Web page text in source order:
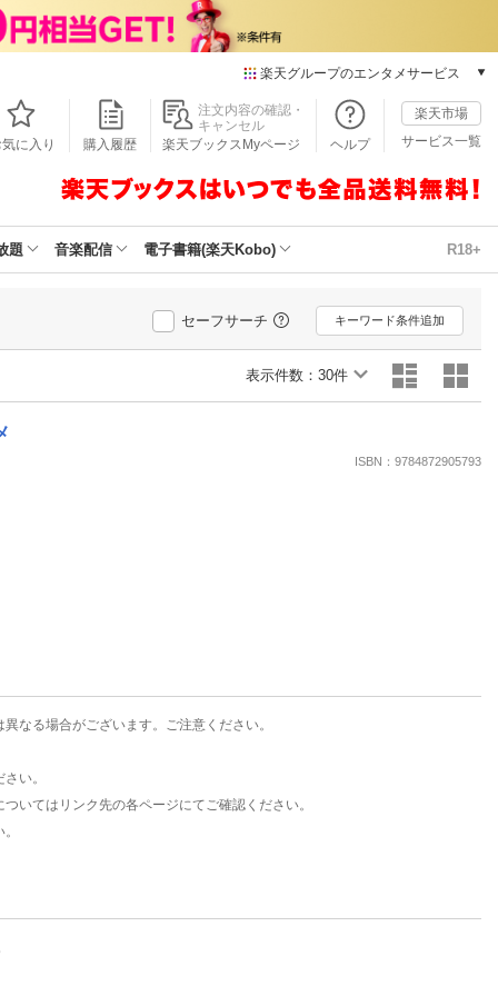
楽天グループのエンタメサービス
本/ゲーム/CD/DVD
楽天ブックス
楽天Kobo
動画配信
楽天TV
動画配信ガイド
気に入り 購入履歴
注文内容の確認・
キャンセル
楽天ブックスMyページ
ヘルプ
楽天市場
サービス一覧
題 音楽配信 電子書籍(楽天Kobo) R18+
セーフサーチ キーワード条件追加
表示件数： 30件
ISBN：9784872905793
なる場合がございます。ご注意ください。
い。
いてはリンク先の各ページにてご確認ください。